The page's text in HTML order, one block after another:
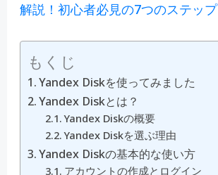
解説！初心者必見の7つのステップ
もくじ
Yandex Diskを使ってみました
Yandex Diskとは？
Yandex Diskの概要
Yandex Diskを選ぶ理由
Yandex Diskの基本的な使い方
アカウントの作成とログイン